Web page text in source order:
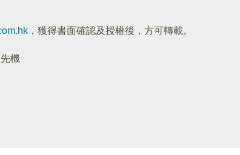
，獲得書面確認及授權後，方可轉載。
機